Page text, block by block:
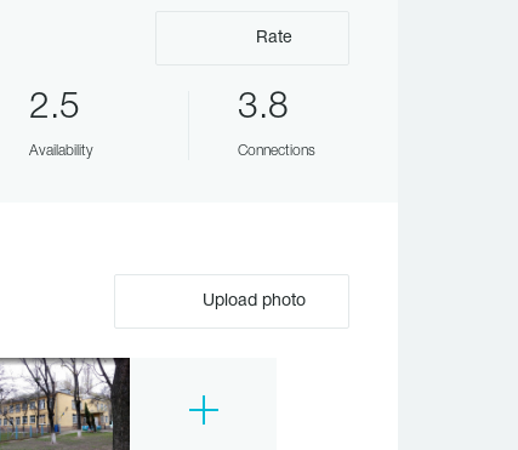
Rate
2.5
Availability
3.8
Connections
Upload photo